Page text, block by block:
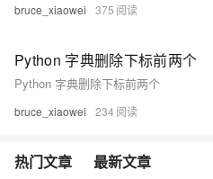
bruce_xiaowei 375
Python 字典删除下标前两个
Python 字典删除下标前两个
bruce_xiaowei 234
热门文章 最新文章